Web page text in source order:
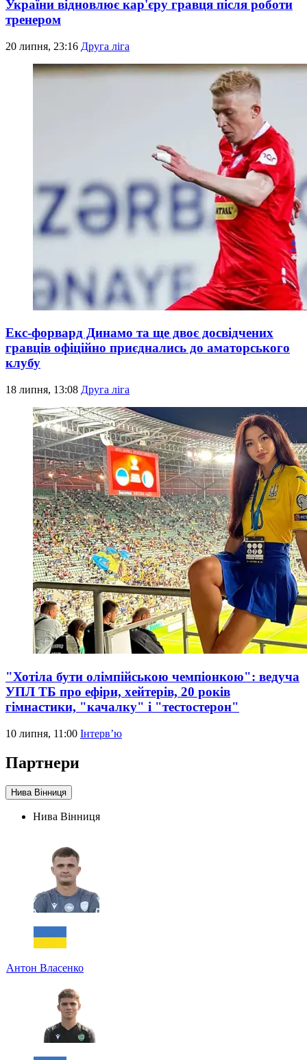
України відновлює кар'єру гравця після роботи
тренером
20 липня, 23:16 Друга ліга
Екс-форвард Динамо та ще двоє досвідчених
гравців офіційно приєднались до аматорського
клубу
18 липня, 13:08 Друга ліга
"Хотіла бути олімпійською чемпіонкою": ведуча
УПЛ ТБ про ефіри, хейтерів, 20 років
гімнастики, "качалку" і "тестостерон"
10 липня, 11:00 Інтерв’ю
Партнери
Нива Вінниця
Нива Вінниця
Антон Власенко